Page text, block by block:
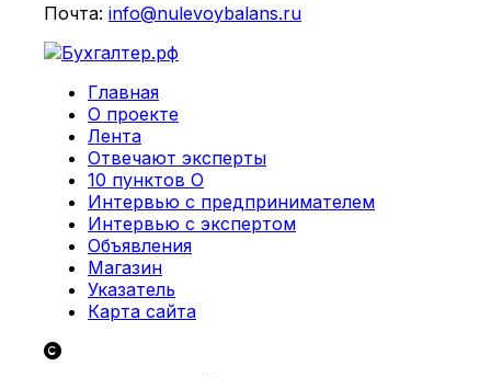
Почта: info@nulevoybalans.ru
Главная
О проекте
Лента
Отвечают эксперты
10 пунктов О
Интервью с предпринимателем
Интервью с экспертом
Объявления
Магазин
Указатель
Карта сайта